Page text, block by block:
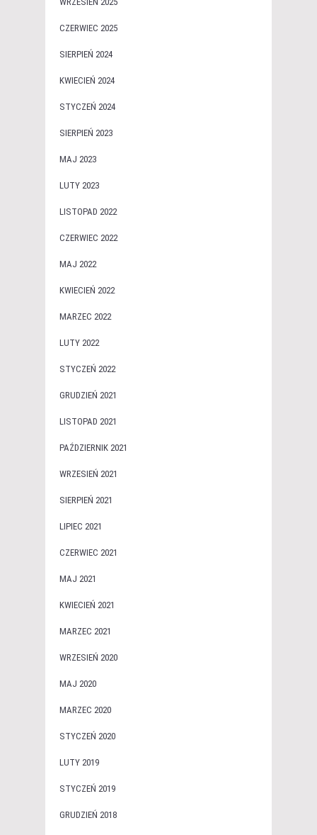
CZERWIEC 2025
SIERPIEŃ 2024
KWIECIEŃ 2024
STYCZEŃ 2024
SIERPIEŃ 2023
MAJ 2023
LUTY 2023
LISTOPAD 2022
CZERWIEC 2022
MAJ 2022
KWIECIEŃ 2022
MARZEC 2022
LUTY 2022
STYCZEŃ 2022
GRUDZIEŃ 2021
LISTOPAD 2021
PAŹDZIERNIK 2021
WRZESIEŃ 2021
SIERPIEŃ 2021
LIPIEC 2021
CZERWIEC 2021
MAJ 2021
KWIECIEŃ 2021
MARZEC 2021
WRZESIEŃ 2020
MAJ 2020
MARZEC 2020
STYCZEŃ 2020
LUTY 2019
STYCZEŃ 2019
GRUDZIEŃ 2018